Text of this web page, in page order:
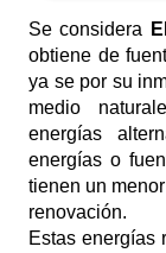
Se considera
obtiene de
ya se por su
medio
energías
energías o
tienen un
renovación.
Estas energías